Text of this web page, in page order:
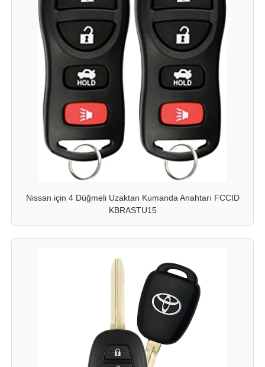
Nissan için 4 Düğmeli Uzaktan Kumanda Anahtarı FCCID
KBRASTU15